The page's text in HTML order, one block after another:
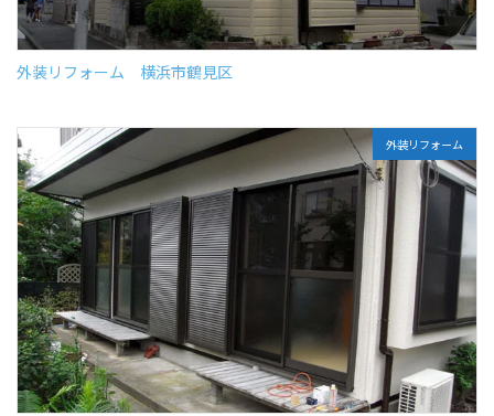
外装リフォーム 横浜市鶴見区
外装リフォーム